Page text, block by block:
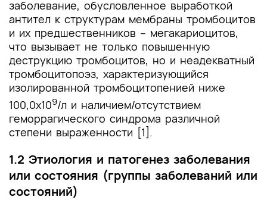
заболевание, обусловленное выработкой
антител к структурам мембраны тромбоцитов
и их предшественников – мегакариоцитов,
что вызывает не только повышенную
деструкцию тромбоцитов, но и неадекватный
тромбоцитопоэз, характеризующийся
изолированной тромбоцитопенией ниже
100,0х109/л и наличием/отсутствием
геморрагического синдрома различной
степени выраженности [1].
1.2 Этиология и патогенез заболевания
или состояния (группы заболеваний или
состояний)